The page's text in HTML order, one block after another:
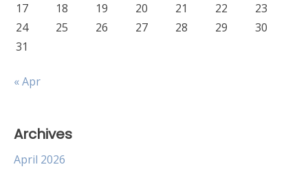
17
18 19 20 21 22
23
24
25 26 27 28 29
30
31
« Apr
Archives
April 2026